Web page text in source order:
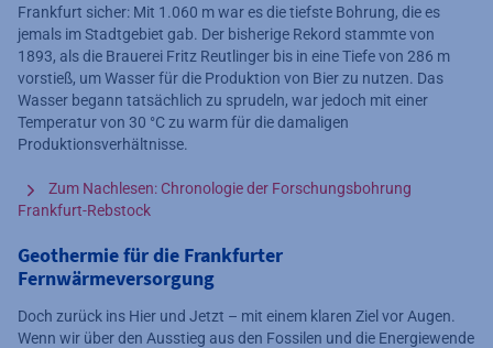
Frankfurt sicher: Mit 1.060 m war es die tiefste Bohrung, die es
jemals im Stadtgebiet gab. Der bisherige Rekord stammte von
1893, als die Brauerei Fritz Reutlinger bis in eine Tiefe von 286 m
vorstieß, um Wasser für die Produktion von Bier zu nutzen. Das
Wasser begann tatsächlich zu sprudeln, war jedoch mit einer
Temperatur von 30 °C zu warm für die damaligen
Produktionsverhältnisse.
Zum Nachlesen: Chronologie der Forschungsbohrung
Frankfurt-Rebstock
Geothermie für die Frankfurter
Fernwärmeversorgung
Doch zurück ins Hier und Jetzt – mit einem klaren Ziel vor Augen.
Wenn wir über den Ausstieg aus den Fossilen und die Energiewende